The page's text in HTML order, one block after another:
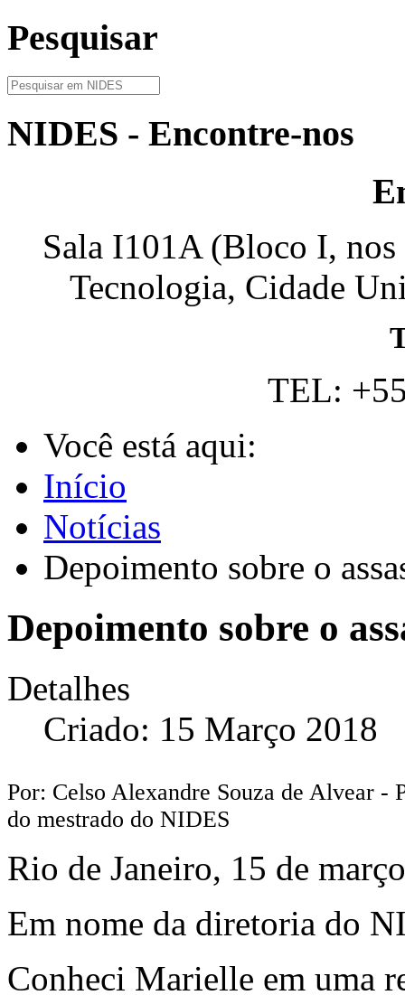
Pesquisar
NIDES - Encontre-nos
Sala I101A (Bloco I,
Tecnologia, Cidade
TEL:
Você está aqui:
Início
Notícias
Depoimento sobre o
Depoimento sobre o
Detalhes
Criado: 15 Março 2018
Por: Celso Alexandre Souza de Alvear -
do mestrado do NIDES
Rio de Janeiro, 15 de
Em nome da diretoria do
Conheci Marielle em uma